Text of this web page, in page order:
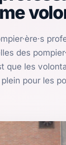
des
que les
pour les